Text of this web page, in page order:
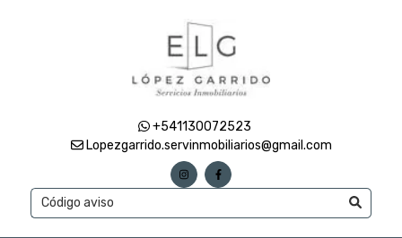
+541130072523
Lopezgarrido.servinmobiliarios@gmail.com